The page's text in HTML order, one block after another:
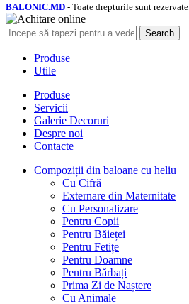
BALONIC.MD - Toate drepturile sunt rezervate.
Search
Produse
Utile
Produse
Servicii
Galerie Decoruri
Despre noi
Contacte
Compoziții din baloane cu heliu
Cu Cifră
Externare din Maternitate
Cu Personalizare
Pentru Copii
Pentru Băieței
Pentru Fetițe
Pentru Doamne
Pentru Bărbați
Prima Zi de Naștere
Cu Animale